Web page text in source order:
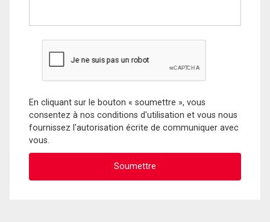
En cliquant sur le bouton « soumettre », vous
consentez à nos conditions d'utilisation et vous nous
fournissez l'autorisation écrite de communiquer avec
vous.